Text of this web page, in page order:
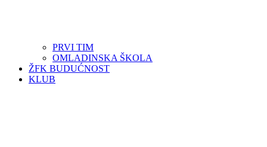
PRVI TIM
OMLADINSKA ŠKOLA
ŽFK BUDUĆNOST
KLUB